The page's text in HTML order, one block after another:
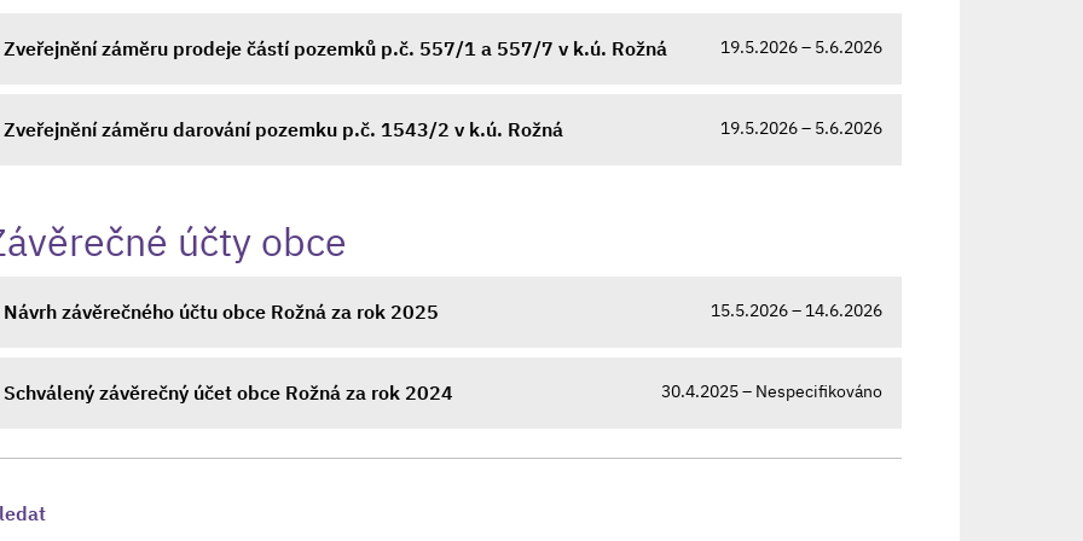
Zveřejnění záměru prodeje částí pozemků p.č. 557/1 a 557/7 v k.ú. Rožná 19.5.2026 – 5.6.2026
Zveřejnění záměru darování pozemku p.č. 1543/2 v k.ú. Rožná 19.5.2026 – 5.6.2026
účty obce
Návrh závěrečného účtu obce Rožná za rok 2025 15.5.2026 – 14.6.2026
Schválený závěrečný účet obce Rožná za rok 2024 30.4.2025 – Nespecifikováno